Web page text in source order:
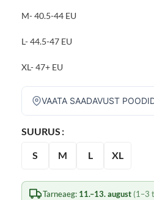
M- 40.5-44 EU
L- 44.5-47 EU
XL- 47+ EU
VAATA SAADAVUST
SUURUS
S M L XL
Tarneaeg: 11.–13. august (1–3